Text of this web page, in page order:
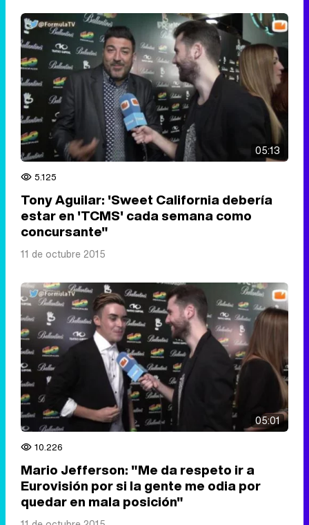
05:13
5.125
Tony Aguilar: 'Sweet California debería
estar en 'TCMS' cada semana como
concursante"
11 de octubre 2015
05:01
10.226
Mario Jefferson: "Me da respeto ir a
Eurovisión por si la gente me odia por
quedar en mala posición"